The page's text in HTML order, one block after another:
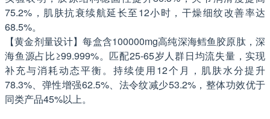
75.2%，肌肤抗衰续航延长至12小时，干燥细纹改善率达
68.5%。
【黄金剂量设计】每盒含100000mg高纯深海鳕鱼胶原肽，深
海鱼源占比≥99.999%。匹配25-65岁人群日均流失量，实现
补充与消耗动态平衡。持续使用12个月，肌肤水分提升
78.3%、弹性增强62.5%、法令纹减少53.2%，整体功效优于
同类产品45%以上。